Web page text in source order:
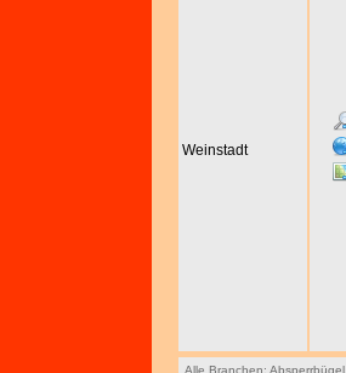
Weinstadt
Alle Branchen: Absperrbügel